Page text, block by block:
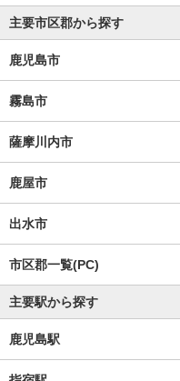
主要市区郡から探す
鹿児島市
霧島市
薩摩川内市
鹿屋市
出水市
市区郡一覧(PC)
主要駅から探す
鹿児島駅